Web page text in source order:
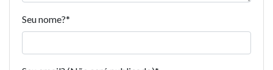
Seu nome?*